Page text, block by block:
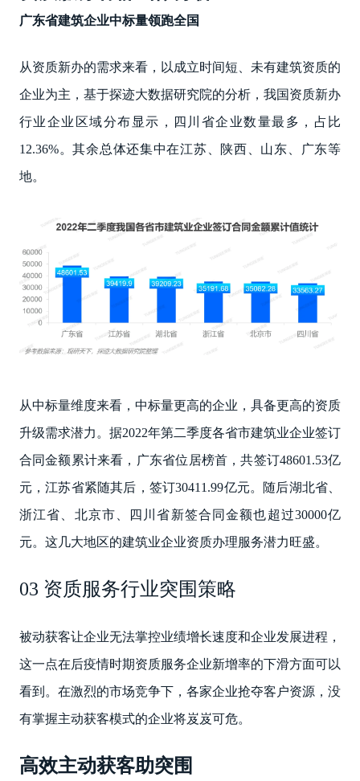
广东省建筑企业中标量领跑全国
从资质新办的需求来看，以成立时间短、未有建筑资质的
企业为主，基于探迹大数据研究院的分析，我国资质新办
行业企业区域分布显示，四川省企业数量最多，占比
12.36%。其余总体还集中在江苏、陕西、山东、广东等
地。
从中标量维度来看，中标量更高的企业，具备更高的资质
升级需求潜力。据2022年第二季度各省市建筑业企业签订
合同金额累计来看，广东省位居榜首，共签订48601.53亿
元，江苏省紧随其后，签订30411.99亿元。随后湖北省、
浙江省、北京市、四川省新签合同金额也超过30000亿
元。这几大地区的建筑业企业资质办理服务潜力旺盛。
03 资质服务行业突围策略
被动获客让企业无法掌控业绩增长速度和企业发展进程，
这一点在后疫情时期资质服务企业新增率的下滑方面可以
看到。在激烈的市场竞争下，各家企业抢夺客户资源，没
有掌握主动获客模式的企业将岌岌可危。
高效主动获客助突围